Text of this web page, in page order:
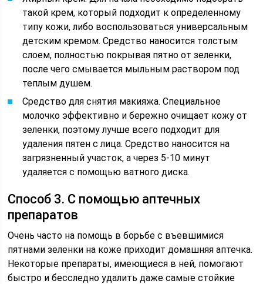
такой крем, который подходит к определенному
типу кожи, либо воспользоваться универсальным
детским кремом. Средство наносится толстым
слоем, полностью покрывая пятно от зеленки,
после чего смывается мыльным раствором под
теплым душем.
Средство для снятия макияжа. Специальное
молочко эффективно и бережно очищает кожу от
зеленки, поэтому лучше всего подходит для
удаления пятен с лица. Средство наносится на
загрязненный участок, а через 5-10 минут
удаляется с помощью ватного диска.
Способ 3. С помощью аптечных
препаратов
Очень часто на помощь в борьбе с въевшимися
пятнами зеленки на коже приходит домашняя аптечка.
Некоторые препараты, имеющиеся в ней, помогают
быстро и бесследно удалить даже самые стойкие